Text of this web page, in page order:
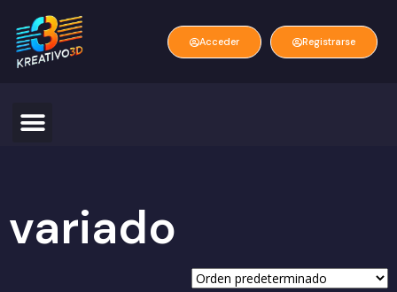
Acceder Registrarse
variado